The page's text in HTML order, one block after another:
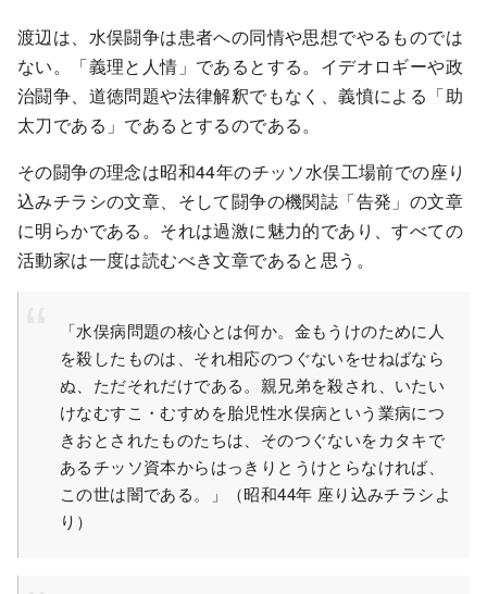
渡辺は、水俣闘争は患者への同情や思想でやるものでは
ない。「義理と人情」であるとする。イデオロギーや政
治闘争、道徳問題や法律解釈でもなく、義憤による「助
太刀である」であるとするのである。
その闘争の理念は昭和44年のチッソ水俣工場前での座り
込みチラシの文章、そして闘争の機関誌「告発」の文章
に明らかである。それは過激に魅力的であり、すべての
活動家は一度は読むべき文章であると思う。
「水俣病問題の核心とは何か。金もうけのために人
を殺したものは、それ相応のつぐないをせねばなら
ぬ、ただそれだけである。親兄弟を殺され、いたい
けなむすこ・むすめを胎児性水俣病という業病につ
きおとされたものたちは、そのつぐないをカタキで
あるチッソ資本からはっきりとうけとらなければ、
この世は闇である。」（昭和44年 座り込みチラシよ
り）